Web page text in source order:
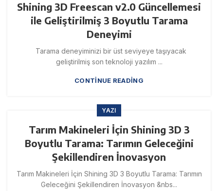
Shining 3D Freescan v2.0 Güncellemesi
ile Geliştirilmiş 3 Boyutlu Tarama
Deneyimi
Tarama deneyiminizi bir üst seviyeye taşıyacak
geliştirilmiş son teknoloji yazılım ...
CONTINUE READING
YAZI
Tarım Makineleri İçin Shining 3D 3
Boyutlu Tarama: Tarımın Geleceğini
Şekillendiren İnovasyon
Tarım Makineleri İçin Shining 3D 3 Boyutlu Tarama: Tarımın
Geleceğini Şekillendiren İnovasyon &nbs...